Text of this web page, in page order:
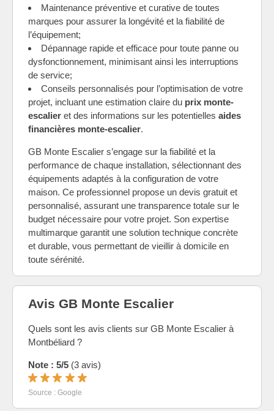
Maintenance préventive et curative de toutes
marques pour assurer la longévité et la fiabilité de
l’équipement;
Dépannage rapide et efficace pour toute panne ou
dysfonctionnement, minimisant ainsi les interruptions
de service;
Conseils personnalisés pour l’optimisation de votre
projet, incluant une estimation claire du prix monte-
escalier et des informations sur les potentielles aides
financières monte-escalier.
GB Monte Escalier s’engage sur la fiabilité et la
performance de chaque installation, sélectionnant des
équipements adaptés à la configuration de votre
maison. Ce professionnel propose un devis gratuit et
personnalisé, assurant une transparence totale sur le
budget nécessaire pour votre projet. Son expertise
multimarque garantit une solution technique concrète
et durable, vous permettant de vieillir à domicile en
toute sérénité.
Avis GB Monte Escalier
Quels sont les avis clients sur GB Monte Escalier à
Montbéliard ?
Note : 5/5 (3 avis)
Source : Google